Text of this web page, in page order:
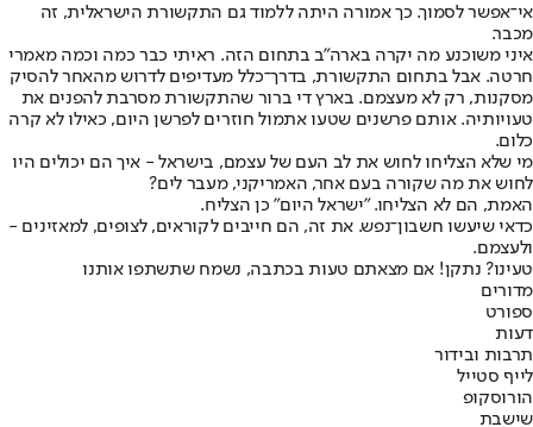
אי־אפשר לסמוך. כך אמורה היתה ללמוד גם התקשורת הישראלית, זה
מכבר.
איני משוכנע מה יקרה בארה"ב בתחום הזה. ראיתי כבר כמה וכמה מאמרי
חרטה. אבל בתחום התקשורת, בדרך־כלל מעדיפים לדרוש מהאחר להסיק
מסקנות, רק לא מעצמם. בארץ די ברור שהתקשורת מסרבת להפנים את
טעויותיה. אותם פרשנים שטעו אתמול חוזרים לפרשן היום, כאילו לא קרה
כלום.
מי שלא הצליחו לחוש את לב העם של עצמם, בישראל - איך הם יכולים היו
לחוש את מה שקורה בעם אחר, האמריקני, מעבר לים?
האמת, הם לא הצליחו. "ישראל היום" כן הצליח.
כדאי שיעשו חשבון־נפש. את זה, הם חייבים לקוראים, לצופים, למאזינים -
ולעצמם.
טעינו? נתקן! אם מצאתם טעות בכתבה, נשמח שתשתפו אותנו
מדורים
ספורט
דעות
תרבות ובידור
לייף סטייל
הורוסקופ
שישבת